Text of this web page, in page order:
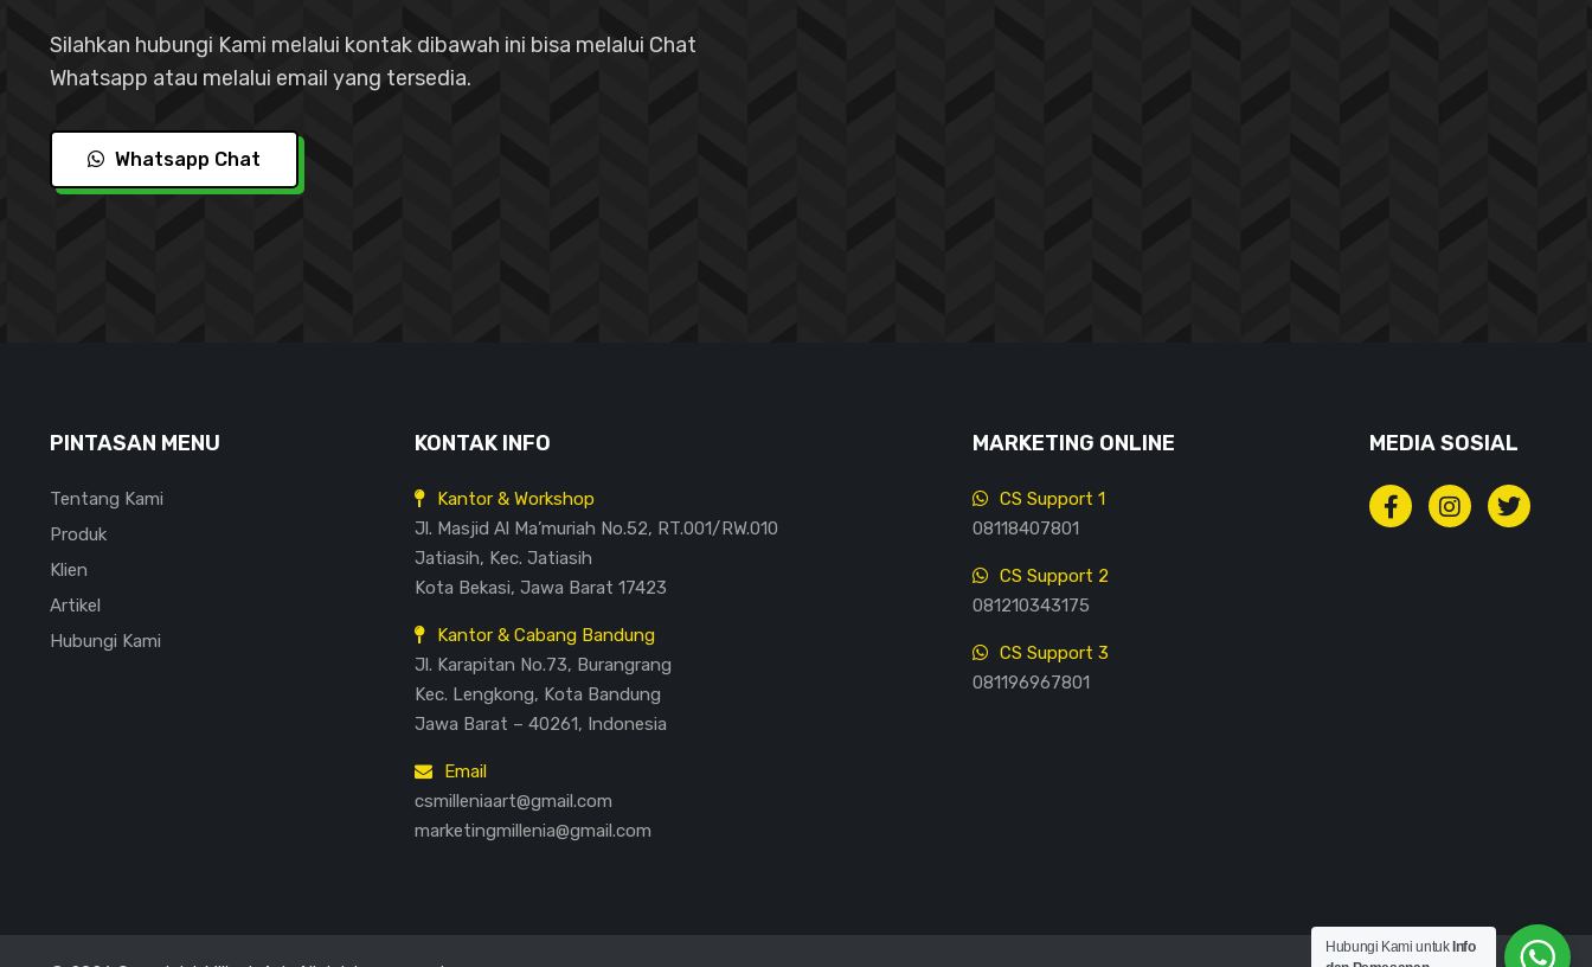
Silahkan hubungi Kami melalui kontak dibawah ini bisa melalui Chat
Whatsapp atau melalui email yang tersedia.
Whatsapp Chat
PINTASAN MENU
Tentang Kami
Produk
Klien
Artikel
Hubungi Kami
KONTAK INFO
Kantor & Workshop
Jl. Masjid Al Ma’muriah No.52, RT.001/RW.010
Jatiasih, Kec. Jatiasih
Kota Bekasi, Jawa Barat 17423
Kantor & Cabang Bandung
Jl. Karapitan No.73, Burangrang
Kec. Lengkong, Kota Bandung
Jawa Barat – 40261, Indonesia
Email
csmilleniaart@gmail.com
marketingmillenia@gmail.com
MARKETING ONLINE
CS Support 1
08118407801
CS Support 2
081210343175
CS Support 3
081196967801
MEDIA SOSIAL
Hubungi Kami untuk Info